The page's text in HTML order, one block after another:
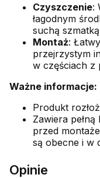
Czyszczenie:
łagodnym
suchą
Montaż:
przejrzystym
w częściach z
Ważne informacje:
Produkt
Zawiera
przed
są obecne i w
Opinie